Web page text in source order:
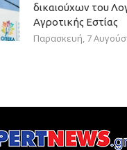
δικαιούχων του
Αγροτικής Εστίας
Παρασκευή, 7